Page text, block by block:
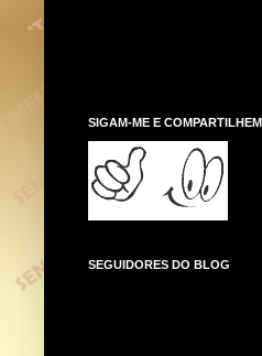
SIGAM-ME E COMPARTILHEM
SEGUIDORES DO BLOG